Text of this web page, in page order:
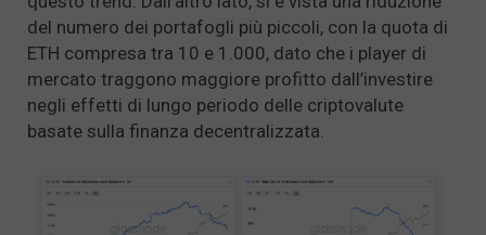
del numero dei portafogli più piccoli, con la quota di
ETH compresa tra 10 e 1.000, dato che i player di
mercato traggono maggiore profitto dall’investire
negli effetti di lungo periodo delle criptovalute
basate sulla finanza decentralizzata.